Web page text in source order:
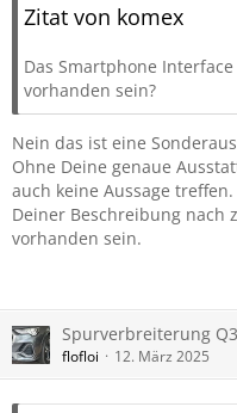
Zitat von komex
Das Smartphone
vorhanden sein?
Nein das ist eine
Ohne Deine genaue
auch keine Aussage treffen.
Deiner Beschreibung
vorhanden sein.
Spurverbreiterung Q3
flofloi 12. März 2025